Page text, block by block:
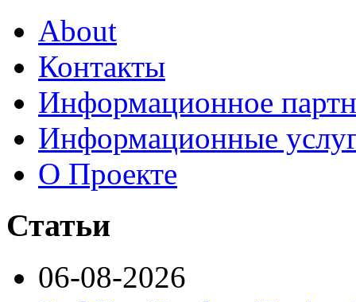
About
Контакты
Информационное
Информационные
О Проекте
Статьи
06-08-2026